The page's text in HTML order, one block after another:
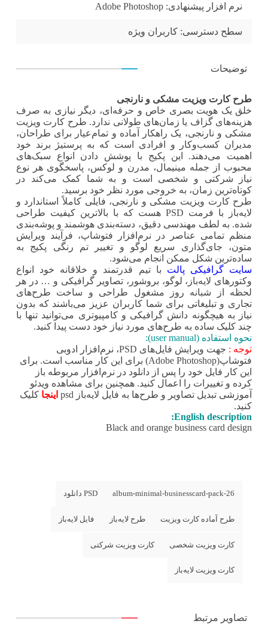
نرم افزار پیشنهادی:
سطح دسترسی: کاربران ویژه
توضیحات
طرح کارت ویزیت مشکی و نارنجی
خلق یک هویت بصری خاص و حرفه‌ای، دیگر نیازی به صرف
هزینه‌های گزاف یا زمان‌های طولانی ندارد. طرح کارت ویزیت
مشکی و نارنجی، یک راهکار آماده و تمام‌عیار برای طراحان،
مدیران کسب‌وکار و افرادی است که به پرستیژ برند خود
اهمیت می‌دهند. این پکیج با پوشش دادن انواع سبک‌های
محبوب از جمله مینیمال، مدرن و لوکس، پاسخگوی هر نوع
نیاز شرکتی و شخصی است و به شما کمک می‌کند در
کوتاه‌ترین زمان، به خروجی مورد نظر خود برسید.
طرح کارت ویزیت مشکی و نارنجی، فایلی کاملاً استاندارد و
لایه‌باز با فرمت PSD هست که با بالاترین کیفیت طراحی
شده‌. به لطف مهندسی دقیق، دسته‌بندی هوشمند و پوشه‌بندی
منظم تمامی عناصر در نرم‌افزار فتوشاپ، فرآیند ویرایش
متون، جای‌گذاری سریع لوگو و تغییر تم رنگی پکیج به
ساده‌ترین شکل ممکن انجام می‌شود.
سایت گرافیکی پالت با تیم قدرتمند و خلاقانه خود انواع
وکتورهای لایه‌باز، لوگو، بروشور، تصاویر گرافیکی و … در هر
لحظه از شبانه روز مشغول طراحی و ساخت طرح‌های
تجاری و تبلیغاتی برای شما کاربران عزیز می‌باشند که بدون
نیاز به هیچگونه دانش گرافیکی و کامپیوتری می‌توانید تنها با
چند کلیک ساده به طرح‌های مورد نیاز خود دست پیدا کنید.
نحوه استفاده (user manual):
توجه :
جهت ویرایش فایل‌های PSD، نرم‌افزار ادوبی
فتوشاپ(Adobe Photoshop) برای این کار مناسب است. برای
این کار فایل خود را پس از دانلود در نرم‌افزار مربوطه باز
کرده و تغییرات را اعمال کنید. همچنین برای مشاهده ویدئو
آموزشی تبدیل تصاویر و طرح‌ها به فایل لایه‌باز psd
اینجا کلیک
کنید.
English description:
Black and orange business card design
album-minimal-businesscard-pack-26 PSD دانلود
طرح آماده کارت ویزیت طرح لایه‌باز فایل لایه‌باز
کارت ویزیت شخصی کارت ویزیت شرکتی
کارت ویزیت لایه‌باز
تصاویر مرتبط